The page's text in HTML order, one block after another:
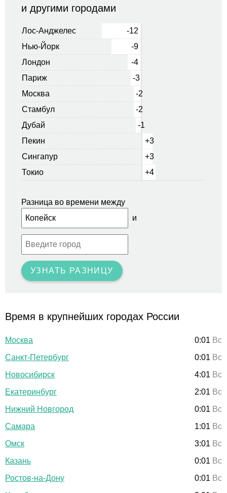
и другими городами
Лос-Анджелес
-12
Нью-Йорк
-9
Лондон
-4
Париж
-3
Москва
-2
Стамбул
-2
Дубай
-1
Пекин
+3
Сингапур
+3
Токио
+4
Разница во времени между
и
УЗНАТЬ РАЗНИЦУ
Время в крупнейших городах России
Москва 0:01 Вс
Санкт-Петербург
0:01 Вс
Новосибирск
4:01 Вс
Екатеринбург
2:01 Вс
Нижний Новгород
0:01 Вс
Самара
1:01 Вс
Омск
3:01 Вс
Казань
0:01 Вс
Ростов-на-Дону
0:01 Вс